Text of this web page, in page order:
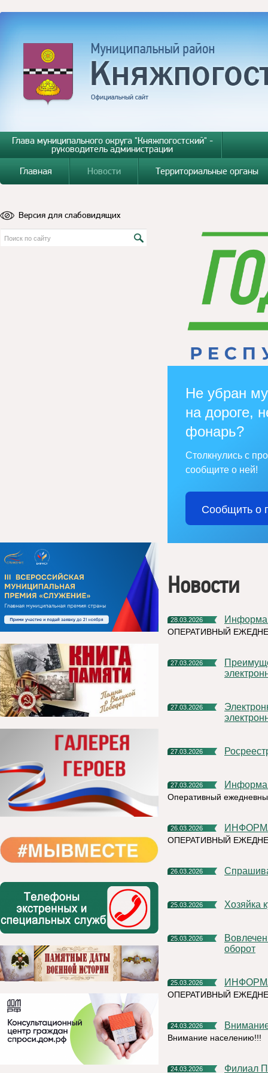
Глава муниципального округа "Княжпогостский" -
руководитель администрации
Главная
Новости Территориальные органы
Версия для слабовидящих
Не убран
на дороге,
фонарь?
Столкнулись с
сообщите о ней!
Сообщить о
Новости
28.03.2026
ОПЕРАТИВНЫЙ
27.03.2026
Преимущества подачи документов в Росреестр в
27.03.2026
Электронная платформа кадастровых работ: преимущество
27.03.2026
27.03.2026
Оперативный
26.03.2026
ОПЕРАТИВНЫЙ
26.03.2026
25.03.2026
25.03.2026
Вовлечение объектов недвижимости в экономический
оборот
25.03.2026
ОПЕРАТИВНЫЙ
24.03.2026
Внимание населению!!!
24.03.2026 Филиал ПАО «Россети Северо-Запад» в Республике Коми